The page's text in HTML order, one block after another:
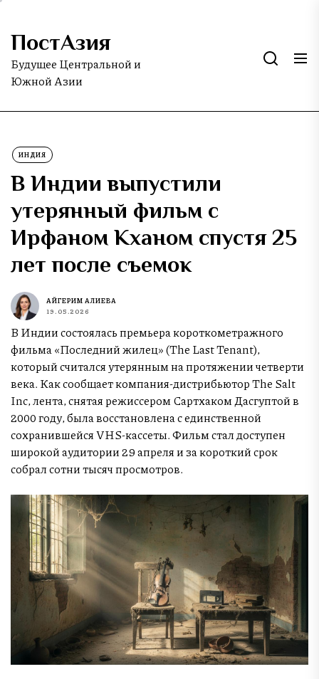
Skip
the
content
ПостАзия
Будущее Центральной и
Южной Азии
ИНДИЯ
В Индии выпустили
утерянный фильм с
Ирфаном Кханом спустя 25
лет после съемок
АЙГЕРИМ АЛИЕВА
19.05.2026
В Индии состоялась премьера короткометражного
фильма «Последний жилец» (The Last Tenant),
который считался утерянным на протяжении четверти
века. Как сообщает компания-дистрибьютор The Salt
Inc, лента, снятая режиссером Сартхаком Дасгуптой в
2000 году, была восстановлена с единственной
сохранившейся VHS-кассеты. Фильм стал доступен
широкой аудитории 29 апреля и за короткий срок
собрал сотни тысяч просмотров.